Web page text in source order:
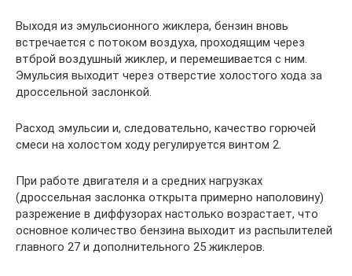
Выходя из эмульсионного жиклера, бензин вновь
встречается с потоком воздуха, проходящим через
втброй воздушный жиклер, и перемешивается с ним.
Эмульсия выходит через отверстие холостого хода за
дроссельной заслонкой.
Расход эмульсии и, следовательно, качество горючей
смеси на холостом ходу регулируется винтом 2.
При работе двигателя и а средних нагрузках
(дроссельная заслонка открыта примерно наполовину)
разрежение в диффузорах настолько возрастает, что
основное количество бензина выходит из распылителей
главного 27 и дополнительного 25 жиклеров.